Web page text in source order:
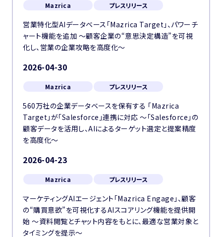
Mazrica プレスリリース
営業特化型AIデータベース「Mazrica Target」、パワーチ
ャート機能を追加 〜顧客企業の“意思決定構造”を可視
化し、営業の企業攻略を高度化〜
2026-04-30
Mazrica プレスリリース
560万社の企業データベースを保有する 「Mazrica
Target」が「Salesforce」連携に対応 〜「Salesforce」の
顧客データを活用し、AIによるターゲット選定と提案精度
を高度化〜
2026-04-23
Mazrica プレスリリース
マーケティングAIエージェント「Mazrica Engage」、顧客
の“購買意欲”を可視化するAIスコアリング機能を提供開
始 〜資料閲覧とチャット内容をもとに、最適な営業対象と
タイミングを提示〜